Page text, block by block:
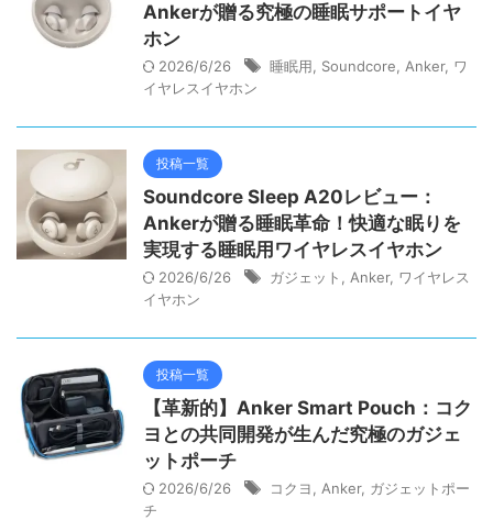
Ankerが贈る究極の睡眠サポートイヤ
ホン
2026/6/26 睡眠用 Soundcore Anker, ワ
イヤレスイヤホン
投稿一覧
Soundcore Sleep A20レビュー：
Ankerが贈る睡眠革命！快適な眠りを
実現する睡眠用ワイヤレスイヤホン
2026/6/26 ガジェット Anker, ワイヤレス
イヤホン
投稿一覧
【革新的】Anker Smart Pouch：コク
ヨとの共同開発が生んだ究極のガジェ
ットポーチ
2026/6/26 コクヨ Anker, ガジェットポー
チ